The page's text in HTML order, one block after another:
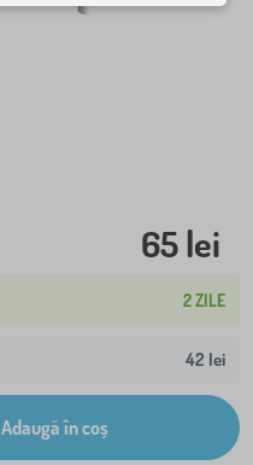
65 lei
2 ZILE
42 lei
Adaugă în coș